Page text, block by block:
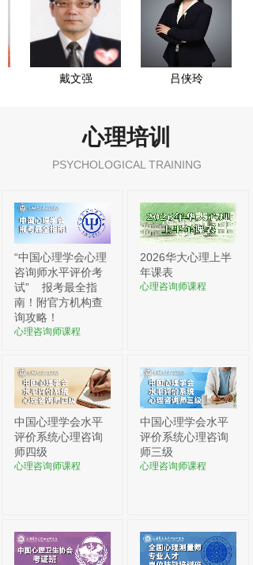
戴文强 吕侠玲
“中国心理学会心理
咨询师水平评价考
试”
报考最全指
南！附官方机构查
询攻略！
心理咨询师课程
2026华大心理上半
年课表
心理咨询师课程
中国心理学会水平
评价系统心理咨询
师四级
心理咨询师课程
中国心理学会水平
评价系统心理咨询
师三级
心理咨询师课程
PSYCHOLOGICAL TRAINING
心理培训